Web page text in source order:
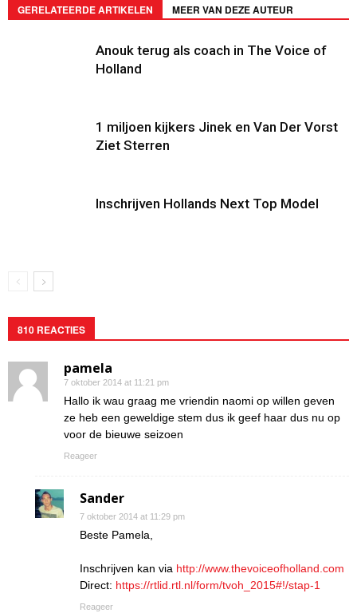
GERELATEERDE ARTIKELEN MEER VAN DEZE AUTEUR
Anouk terug als coach in The Voice of
Holland
1 miljoen kijkers Jinek en Van Der Vorst
Ziet Sterren
Inschrijven Hollands Next Top Model
810 REACTIES
pamela
7 oktober 2014 at 11:21 pm
Hallo ik wau graag me vriendin naomi op willen geven
ze heb een geweldige stem dus ik geef haar dus nu op
voor de bieuwe seizoen
Reageer
Sander
7 oktober 2014 at 11:29 pm
Beste Pamela,
Inschrijven kan via http://www.thevoiceofholland.com
Direct: https://rtlid.rtl.nl/form/tvoh_2015#!/stap-1
Reageer